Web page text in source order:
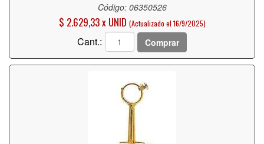
Código: 06350526
$ 2.629,33 x UNID (Actualizado el 16/9/2025)
Cant.: Comprar